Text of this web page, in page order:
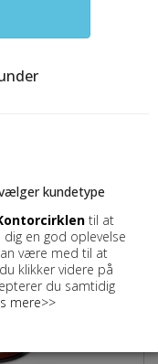
kundetype
til at
en god oplevelse
være med til at
klikker videre på
du samtidig
mere>>